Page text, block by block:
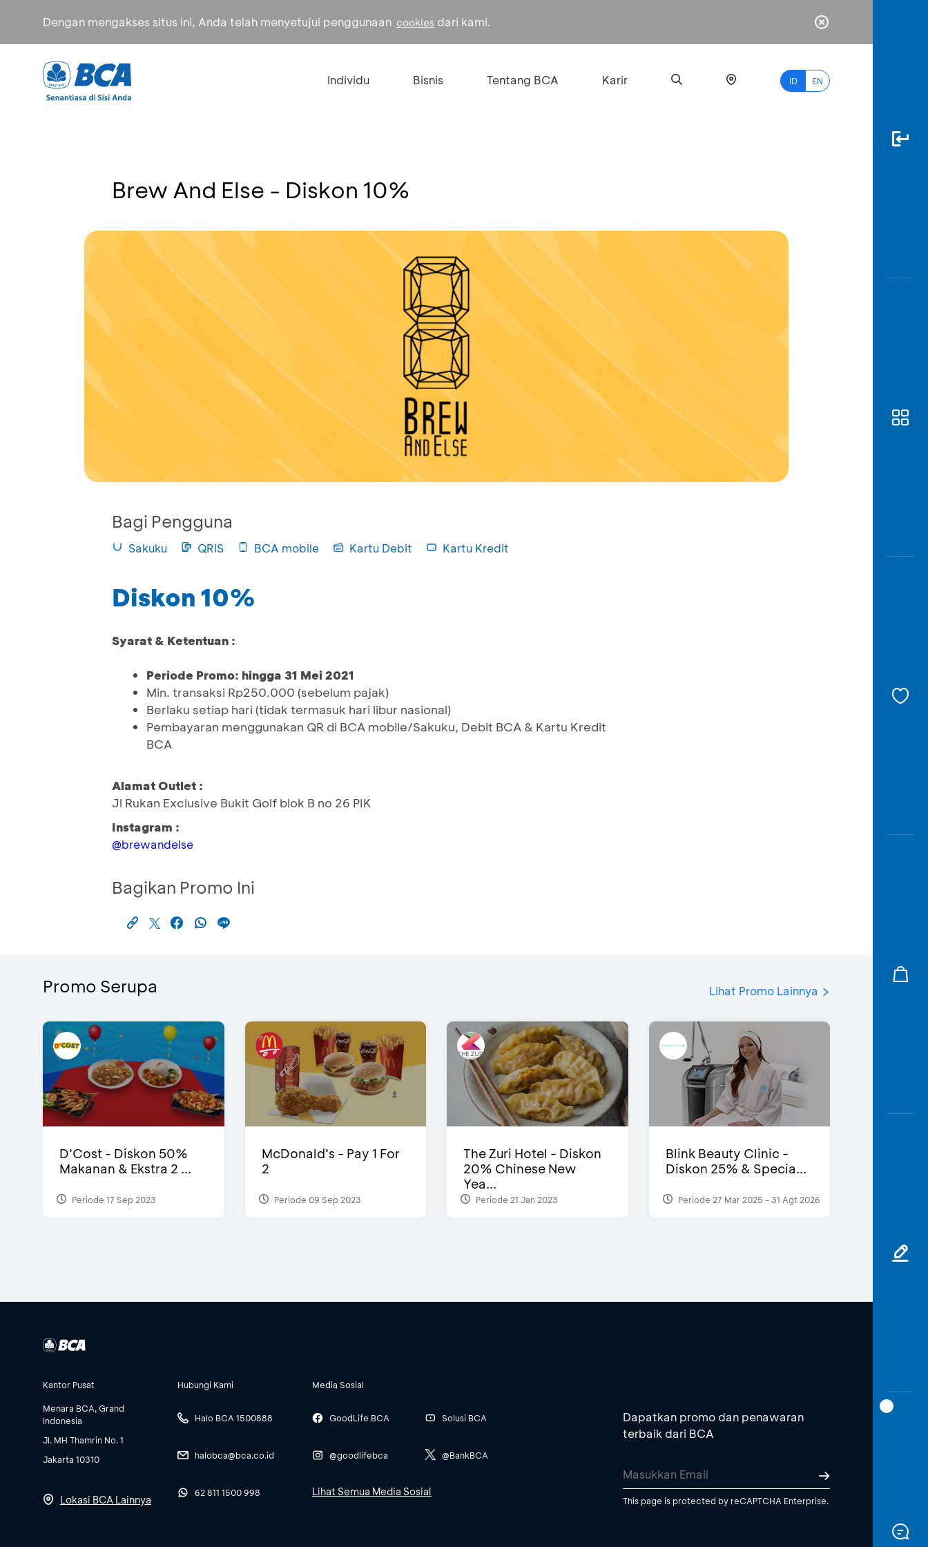
Dengan mengakses situs ini, Anda telah menyetujui penggunaan cookies dari kami.
Individu Bisnis Tentang BCA Karir ID EN
Brew And Else - Diskon 10%
Bagi Pengguna
Sakuku QRIS BCA mobile Kartu Debit Kartu Kredit
Diskon 10%
Syarat & Ketentuan :
Periode Promo: hingga 31 Mei 2021
Min. transaksi Rp250.000 (sebelum pajak)
Berlaku setiap hari (tidak termasuk hari libur nasional)
Pembayaran menggunakan QR di BCA mobile/Sakuku, Debit BCA & Kartu Kredit
BCA
Alamat Outlet :
Jl Rukan Exclusive Bukit Golf blok B no 26 PIK
Instagram :
@brewandelse
Bagikan Promo Ini
Promo Serupa Lihat Promo Lainnya
D’Cost - Diskon 50%
Makanan & Ekstra 2 ...
Periode 17 Sep 2023
McDonald’s - Pay 1 For
2
Periode 09 Sep 2023
The Zuri Hotel - Diskon
20% Chinese New
Yea...
Periode 21 Jan 2023
Blink Beauty Clinic -
Diskon 25% & Specia...
Periode 27 Mar 2025 - 31 Agt 2026
Kantor Pusat
Menara BCA, Grand
Indonesia
Jl. MH Thamrin No. 1
Jakarta 10310
Lokasi BCA Lainnya
Hubungi Kami
Halo BCA 1500888
halobca@bca.co.id
62 811 1500 998
Media Sosial
GoodLife BCA
@goodlifebca
Solusi BCA
@BankBCA
Lihat Semua Media Sosial
Dapatkan promo dan penawaran
terbaik dari BCA
This page is protected by reCAPTCHA Enterprise.